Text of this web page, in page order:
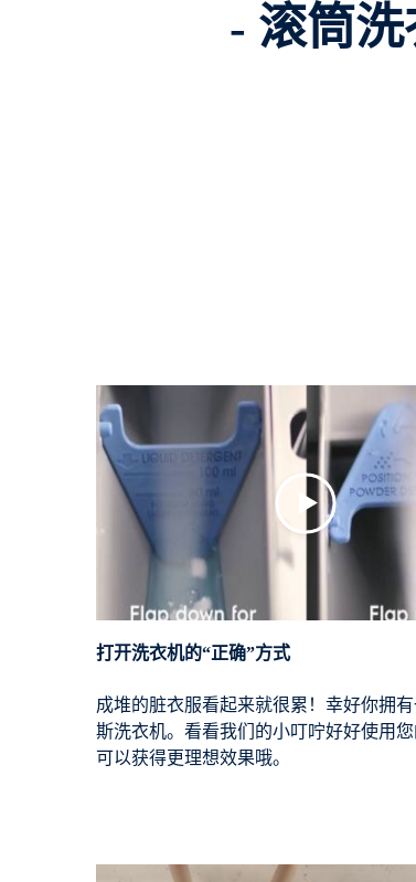
- 滚筒
打开洗衣机的“正确”方式
成堆的脏衣服看起来就很累！幸好你拥
斯洗衣机。看看我们的小叮咛好好使用您
可以获得更理想效果哦。